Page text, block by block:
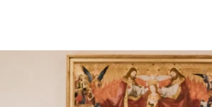
de Luxembourg, © Julie Vandal